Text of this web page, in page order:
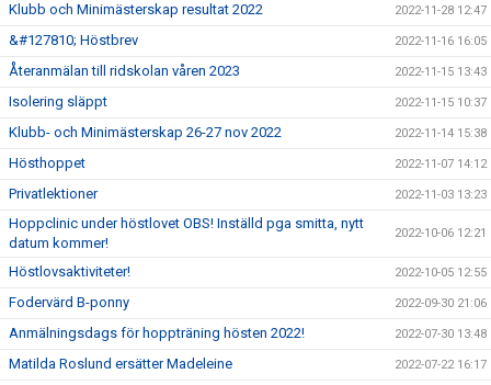
Klubb och Minimästerskap resultat 2022 2022-11-28 12:47
&#127810; Höstbrev 2022-11-16 16:05
Återanmälan till ridskolan våren 2023 2022-11-15 13:43
Isolering släppt 2022-11-15 10:37
Klubb- och Minimästerskap 26-27 nov 2022 2022-11-14 15:38
Hösthoppet 2022-11-07 14:12
Privatlektioner 2022-11-03 13:23
Hoppclinic under höstlovet OBS! Inställd pga smitta, nytt
datum kommer!
2022-10-06 12:21
Höstlovsaktiviteter! 2022-10-05 12:55
Fodervärd B-ponny 2022-09-30 21:06
Anmälningsdags för hoppträning hösten 2022! 2022-07-30 13:48
Matilda Roslund ersätter Madeleine 2022-07-22 16:17